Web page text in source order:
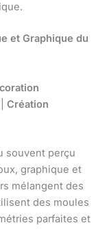
et Graphique du
Création
souvent perçu
graphique et
mélangent des
des moules
parfaites et